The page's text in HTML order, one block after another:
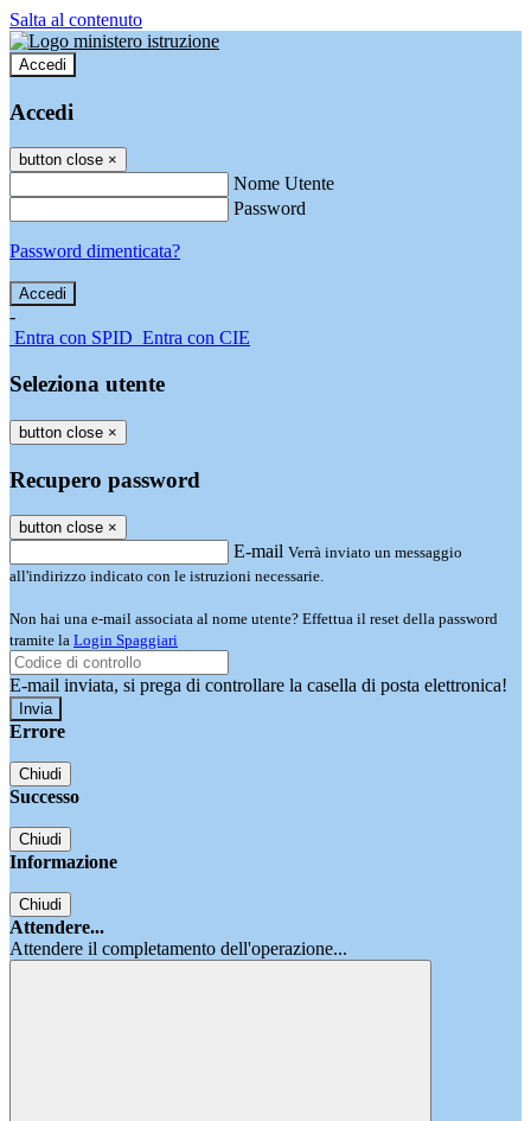
Salta al contenuto
Accedi
Accedi
button close ×
Nome Utente
Password
Password dimenticata?
-
Entra con SPID Entra con CIE
Seleziona utente
button close ×
Recupero password
button close ×
E-mail Verrà inviato un messaggio
all'indirizzo indicato con le istruzioni necessarie.
Non hai una e-mail associata al nome utente? Effettua il reset della password
tramite la Login Spaggiari
E-mail inviata, si prega di controllare la casella di posta elettronica!
Errore
Chiudi
Successo
Chiudi
Informazione
Chiudi
Attendere...
Attendere il completamento dell'operazione...